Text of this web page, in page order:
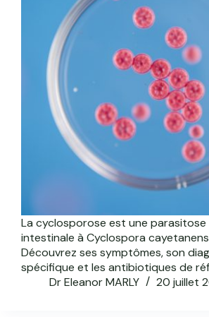
La cyclosporose est une parasitose
intestinale à Cyclospora
Découvrez ses symptômes, son
spécifique et les antibiotiques de
Dr Eleanor MARLY
20 juillet